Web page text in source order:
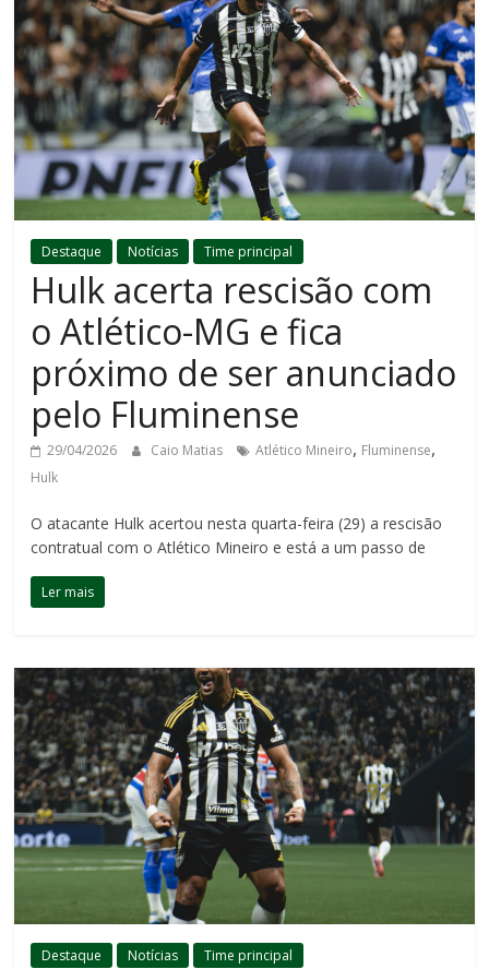
Destaque Notícias Time principal
Hulk acerta rescisão com
o Atlético-MG e fica
próximo de ser anunciado
pelo Fluminense
29/04/2026 Caio Matias Atlético Mineiro, Fluminense,
Hulk
O atacante Hulk acertou nesta quarta-feira (29) a rescisão
contratual com o Atlético Mineiro e está a um passo de
Ler mais
Destaque Notícias Time principal